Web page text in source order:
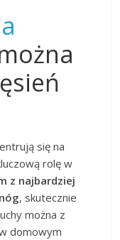
się na
rolę w
z najbardziej
, skutecznie
można z
domowym